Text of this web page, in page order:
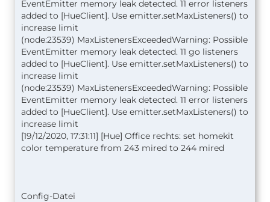
EventEmitter memory leak detected. 11 error listeners
added to [HueClient]. Use emitter.setMaxListeners() to
increase limit
(node:23539) MaxListenersExceededWarning: Possible
EventEmitter memory leak detected. 11 go listeners
added to [HueClient]. Use emitter.setMaxListeners() to
increase limit
(node:23539) MaxListenersExceededWarning: Possible
EventEmitter memory leak detected. 11 error listeners
added to [HueClient]. Use emitter.setMaxListeners() to
increase limit
[19/12/2020, 17:31:11] [Hue] Office rechts: set homekit
color temperature from 243 mired to 244 mired
Config-Datei